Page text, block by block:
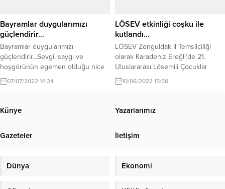
Bayramlar duygularımızı
güçlendirir…
Bayramlar duygularımızı
güçlendirir...Sevgi, saygı ve
hoşgörünün egemen olduğu nice
bayramlara...
07/07/2022 14:24
LÖSEV etkinliği coşku ile
kutlandı…
LÖSEV Zonguldak İl Temsilciliği
olarak Karadeniz Ereğli’de 21.
Uluslararası Lösemili Çocuklar
Haftasını çeşitli etkinliklerle kutladı.
10/06/2022 15:50
Künye Yazarlarımız
Gazeteler İletişim
Dünya Ekonomi